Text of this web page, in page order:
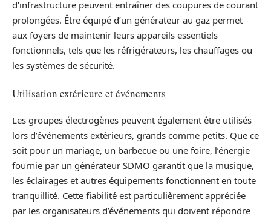
d’infrastructure peuvent entraîner des coupures de courant
prolongées. Être équipé d’un générateur au gaz permet
aux foyers de maintenir leurs appareils essentiels
fonctionnels, tels que les réfrigérateurs, les chauffages ou
les systèmes de sécurité.
Utilisation extérieure et événements
Les groupes électrogènes peuvent également être utilisés
lors d’événements extérieurs, grands comme petits. Que ce
soit pour un mariage, un barbecue ou une foire, l’énergie
fournie par un générateur SDMO garantit que la musique,
les éclairages et autres équipements fonctionnent en toute
tranquillité. Cette fiabilité est particulièrement appréciée
par les organisateurs d’événements qui doivent répondre